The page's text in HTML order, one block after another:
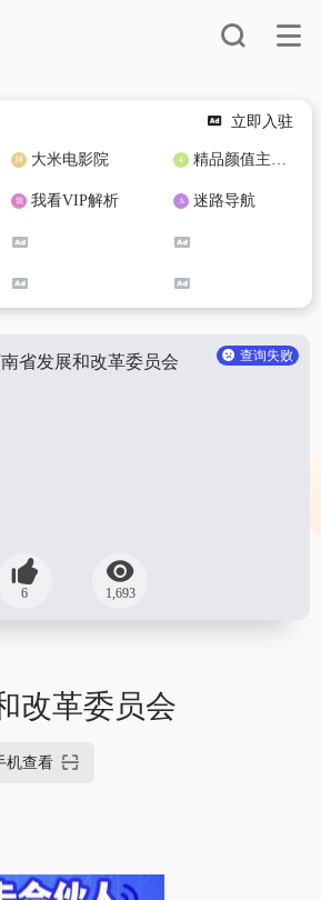
立即入驻
大米电影院 精品颜值主播定制
我看VIP解析 迷路导航
查询失败
6 1,693
改革委员会
机查看